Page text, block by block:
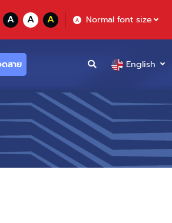
A A A A Normal font size
สาย English